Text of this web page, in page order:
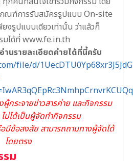
กณฑ์การรับสมัครรูปแบบ On-site
งรูปแบบเดียวเท่านั้น ว่าแล้วก็
มได้ที่ www.fe.in.th
นรายละเอียดค่ายได้ที่นี้ครับ
file/d/
กระจายข่าวสารค่าย และกิจกรรม
ม่ได้เป็นผู้จัดทำกิจกรรม
ข้อสงสัย สามารถถามทางผู้จัดได้
โดยตรง
ม